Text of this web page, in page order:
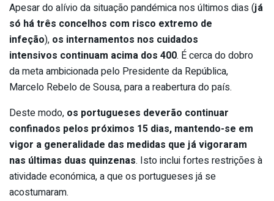
Apesar do alívio da situação pandémica nos últimos dias (já
só há três concelhos com risco extremo de
infeção), os internamentos nos cuidados
intensivos continuam acima dos 400. É cerca do dobro
da meta ambicionada pelo Presidente da República,
Marcelo Rebelo de Sousa, para a reabertura do país.
Deste modo, os portugueses deverão continuar
confinados pelos próximos 15 dias, mantendo-se em
vigor a generalidade das medidas que já vigoraram
nas últimas duas quinzenas. Isto inclui fortes restrições à
atividade económica, a que os portugueses já se
acostumaram.